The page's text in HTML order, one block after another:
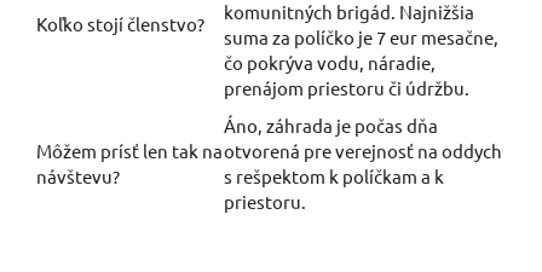
Koľko stojí členstvo?
komunitných brigád. Najnižšia
suma za políčko je 7 eur mesačne,
čo pokrýva vodu, náradie,
prenájom priestoru či údržbu.
Môžem prísť len tak na
návštevu?
Áno, záhrada je počas dňa
otvorená pre verejnosť na oddych
s rešpektom k políčkam a k
priestoru.